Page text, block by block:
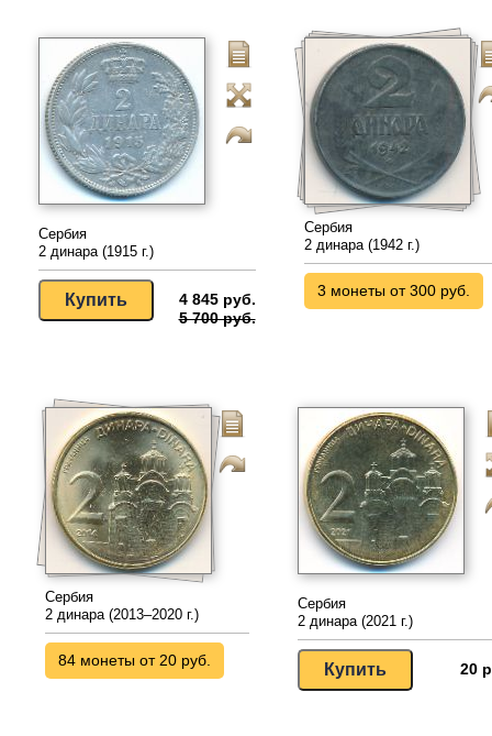
Сербия
2 динара (1915 г.)
4 845 руб.
5 700 руб.
Сербия
2 динара (1942 г.)
3 монеты от 300 руб.
Сербия
2 динара (2013–2020 г.)
84 монеты от 20 руб.
Сербия
2 динара (2021 г.)
20